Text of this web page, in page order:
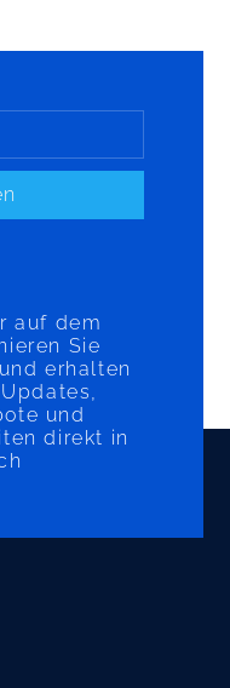
auf dem
Sie
erhalten
und
direkt in